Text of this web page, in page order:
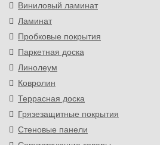
Виниловый ламинат
Ламинат
Пробковые покрытия
Паркетная доска
Линолеум
Ковролин
Террасная доска
Грязезащитные покрытия
Стеновые панели